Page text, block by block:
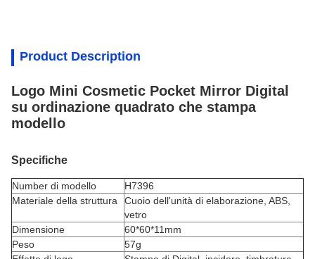
Product Description
Logo Mini Cosmetic Pocket Mirror Digital
su ordinazione quadrato che stampa
modello
Specifiche
Number di modello
H7396
Materiale della struttura
Cuoio dell'unità di elaborazione, ABS,
vetro
Dimensione
60*60*11mm
Peso
57g